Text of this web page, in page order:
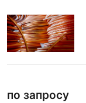
по запросу